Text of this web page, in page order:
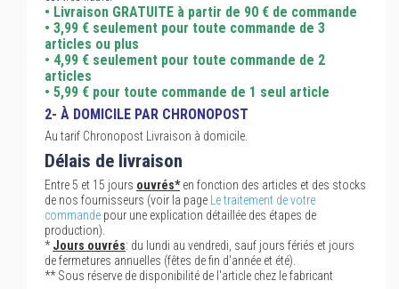
• Livraison GRATUITE à partir de 90 € de commande
• 3,99 € seulement pour toute commande de 3
articles ou plus
• 4,99 € seulement pour toute commande de 2
articles
• 5,99 € pour toute commande de 1 seul article
2- À DOMICILE PAR CHRONOPOST
Au tarif Chronopost Livraison à domicile.
Délais de livraison
Entre 5 et 15 jours ouvrés*en fonction des articles et des stocks
de nos fournisseurs (voir la page
Le traitement de votre
commande pour une explication détaillée des étapes de
production).
*Jours ouvrés: du lundi au vendredi, sauf jours fériés et jours
de fermetures annuelles (fêtes de fin d'année et été).
** Sous réserve de disponibilité de l'article chez le fabricant